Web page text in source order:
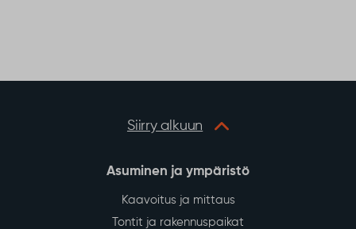
Siirry alkuun
Asuminen ja ympäristö
Kaavoitus ja mittaus
Tontit ja rakennuspaikat